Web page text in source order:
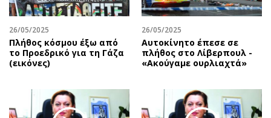
26/05/2025
Πλήθος κόσμου έξω από
το Προεδρικό για τη Γάζα
(εικόνες)
26/05/2025
Αυτοκίνητο έπεσε σε
πλήθος στο Λίβερπουλ -
«Ακούγαμε ουρλιαχτά»